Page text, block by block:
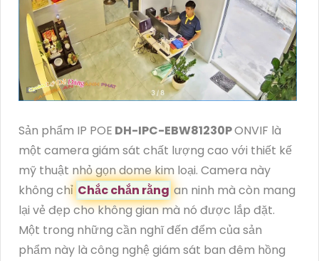
Sản phẩm IP POE DH-IPC-EBW81230PONVIF là
một camera giám sát chất lượng cao với thiết kế
mỹ thuật nhỏ gọn dome kim loại. Camera này
không chỉ Chắc chắn rằng an ninh mà còn mang
lại vẻ đẹp cho không gian mà nó được lắp đặt.
Một trong những cần nghĩ đến đểm của sản
phẩm này là công nghệ giám sát ban đêm hồng